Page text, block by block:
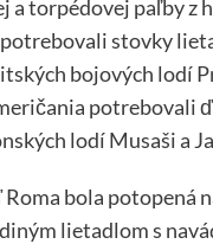
a torpédovej paľby z
stovky
bojových lodí
potrebovali
lodí Musaši a
bola potopená
lietadlom s